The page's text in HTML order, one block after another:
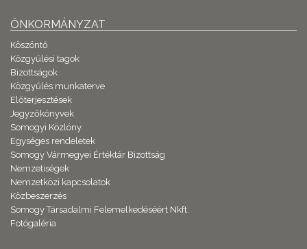
ÖNKORMÁNYZAT
Köszöntő
Közgyűlési tagok
Bizottságok
Közgyűlés munkaterve
Előterjesztések
Jegyzőkönyvek
Somogyi Közlöny
Egységes rendeletek
Somogy Vármegyei Értéktár Bizottság
Nemzetiségek
Nemzetközi kapcsolatok
Közbeszerzés
Somogy Társadalmi Felemelkedéséért Nkft.
Fotógaléria